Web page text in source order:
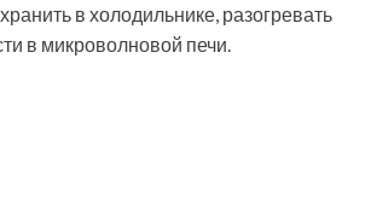
в холодильнике, разогревать
в микроволновой печи.